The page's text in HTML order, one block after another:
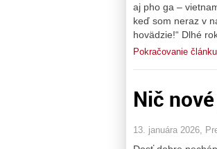
aj pho ga –
keď som neraz v
hovädzie!“ Dlhé
Pokračovanie článku
Nič
13. januára 2026,